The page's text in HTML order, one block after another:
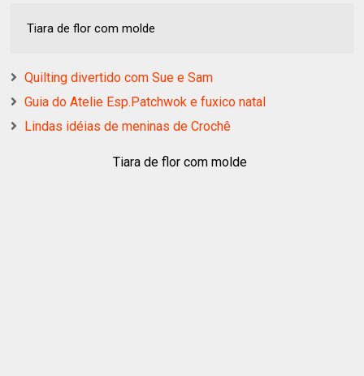
Tiara de flor com molde
Quilting divertido com Sue e Sam
Guia do Atelie Esp.Patchwok e fuxico natal
Lindas idéias de meninas de Crochê
Tiara de flor com molde